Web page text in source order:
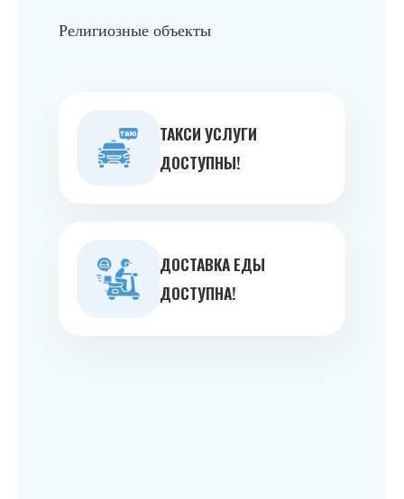
Религиозные объекты
ТАКСИ УСЛУГИ
ДОСТУПНЫ!
ДОСТАВКА ЕДЫ
ДОСТУПНА!